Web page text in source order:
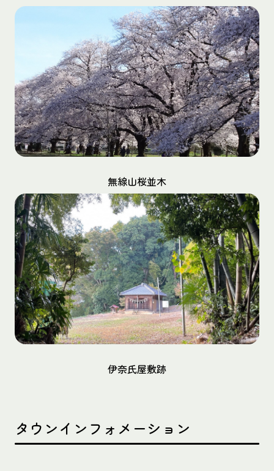
無線山桜並木
伊奈氏屋敷跡
タウンインフォメーション